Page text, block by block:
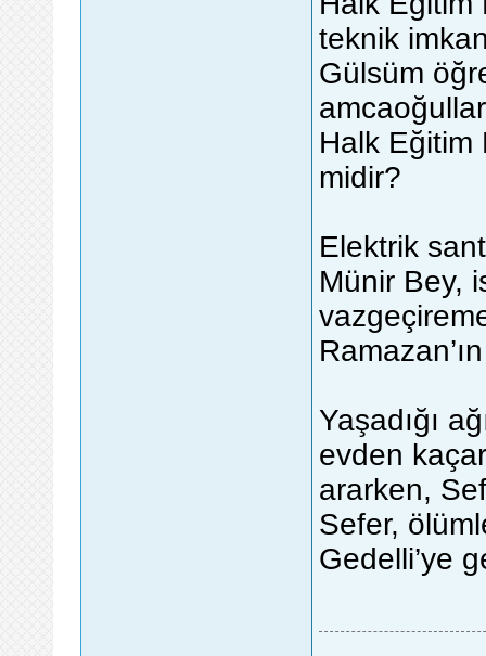
teknik
Gülsüm
Halk Eğitim
midir?
Elektrik
Münir Bey,
Yaşadığı
evden
ararken,
Sefer,
Gedelli’ye